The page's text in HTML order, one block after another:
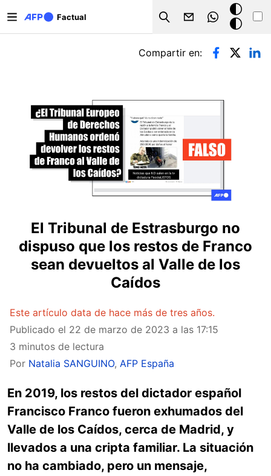
Factual
Search
Modo
oscuro
Solapas principales
Compartir en:
El Tribunal de Estrasburgo no
dispuso que los restos de Franco
sean devueltos al Valle de los
Caídos
Este artículo data de hace más de tres años.
Publicado el 22 de marzo de 2023 a las 17:15
3 minutos de lectura
Por Natalia SANGUINO, AFP España
En 2019, los restos del dictador español
Francisco Franco fueron exhumados del
Valle de los Caídos, cerca de Madrid, y
llevados a una cripta familiar. La situación
no ha cambiado, pero un mensaje,